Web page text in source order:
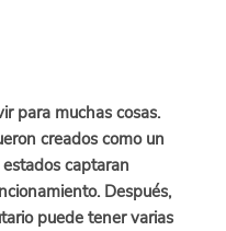
para muchas cosas.
creados como un
captaran
Después,
puede tener varias